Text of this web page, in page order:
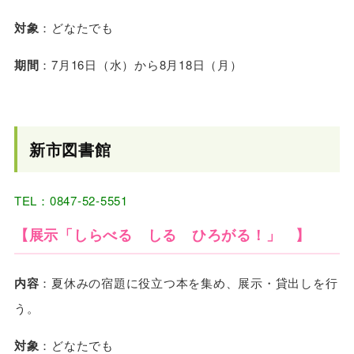
対象 ：どなたでも
期間 ：7月16日（水）から8月18日（月）
新市図書館
TEL：0847-52-5551
【展示「しらべる しる ひろがる！」 】
内容 ：夏休みの宿題に役立つ本を集め、展示・貸出しを行
う。
対象 ：どなたでも